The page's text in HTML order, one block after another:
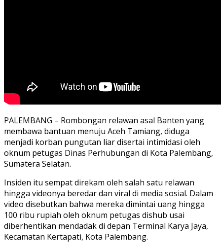
PALEMBANG – ‎Rombongan relawan asal Banten yang
membawa bantuan menuju Aceh Tamiang, diduga
menjadi korban pungutan liar disertai intimidasi oleh
oknum petugas Dinas Perhubungan di Kota Palembang,
Sumatera Selatan.
Insiden itu sempat direkam oleh salah satu relawan
hingga videonya beredar dan viral di media sosial. Dalam
video disebutkan bahwa mereka dimintai uang hingga
100 ribu rupiah oleh oknum petugas dishub usai
diberhentikan mendadak di depan Terminal Karya Jaya,
Kecamatan Kertapati, Kota Palembang.